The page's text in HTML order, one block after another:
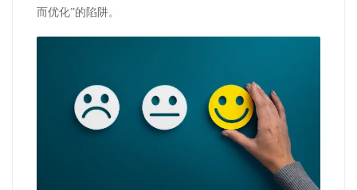
而优化”的陷阱。